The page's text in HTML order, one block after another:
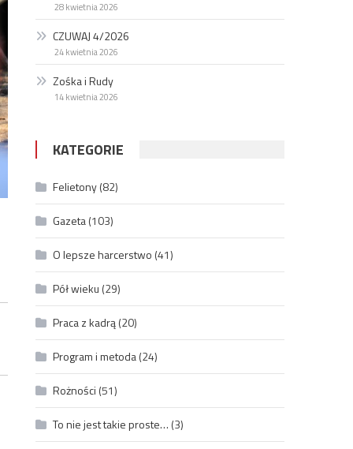
28 kwietnia 2026
CZUWAJ 4/2026
24 kwietnia 2026
Zośka i Rudy
14 kwietnia 2026
KATEGORIE
Felietony(82)
Gazeta(103)
O lepsze harcerstwo (41)
Pół wieku (29)
Praca z kadrą(20)
Program i metoda(24)
Rożności (51)
To nie jest takie proste… (3)